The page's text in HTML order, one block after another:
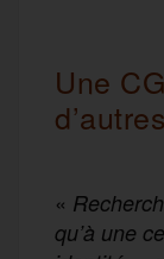
Une
«
qu’à une